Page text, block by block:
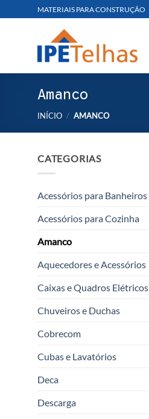
to
MATERIAIS PARA CONSTRUÇÃO
Amanco
INÍCIO / AMANCO
CATEGORIAS
Acessórios para Banheiros
Acessórios para Cozinha
Amanco
Aquecedores e Acessórios
Caixas e Quadros Elétricos
Chuveiros e Duchas
Cobrecom
Cubas e Lavatórios
Deca
Descarga